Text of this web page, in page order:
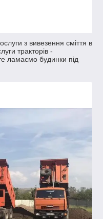
з вивезення сміття в
тракторів -
ламаємо будинки під